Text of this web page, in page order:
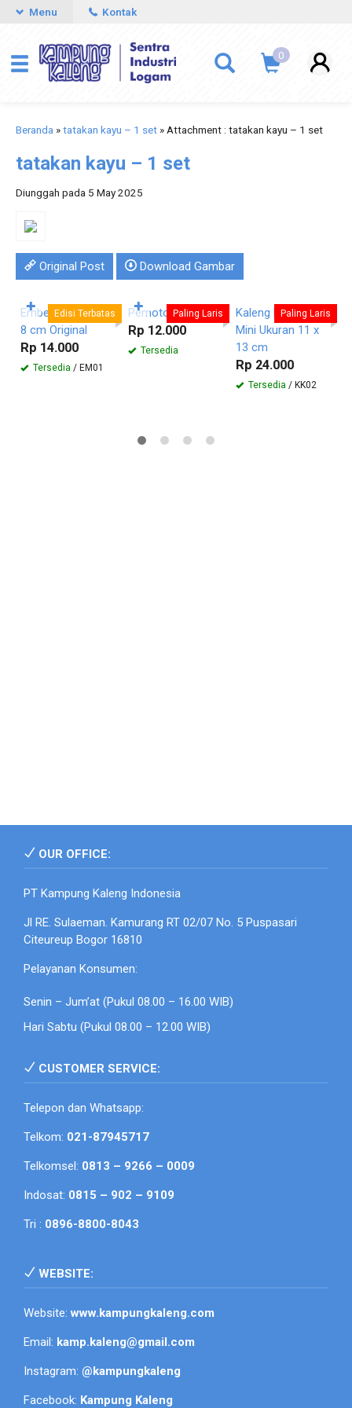
Menu Kontak
0
Beranda »tatakan kayu – 1 set » Attachment : tatakan kayu – 1 set
tatakan kayu – 1 set
Diunggah pada 5 May 2025
Original Post Download Gambar
Pesan
Edisi Terbatas
Ember Mini Ukuran
8 cm Original
Rp 14.000
Tersedia / EM01
✚
Pesan
Paling Laris
Pemotong Pizza
Rp 12.000
Tersedia
✚ Paling Laris
Kaleng Kerupuk
Mini Ukuran 11 x
13 cm
Rp 24.000
Tersedia / KK02
OUR OFFICE:
PT Kampung Kaleng Indonesia
Jl RE. Sulaeman. Kamurang RT 02/07 No. 5 Puspasari
Citeureup Bogor 16810
Pelayanan Konsumen:
Senin – Jum’at (Pukul 08.00 – 16.00 WIB)
Hari Sabtu (Pukul 08.00 – 12.00 WIB)
CUSTOMER SERVICE:
Telepon dan Whatsapp:
Telkom: 021-87945717
Telkomsel: 0813 – 9266 – 0009
Indosat: 0815 – 902 – 9109
Tri : 0896-8800-8043
WEBSITE:
Website:www.kampungkaleng.com
Email: kamp.kaleng@gmail.com
Instagram: @kampungkaleng
Facebook: Kampung Kaleng